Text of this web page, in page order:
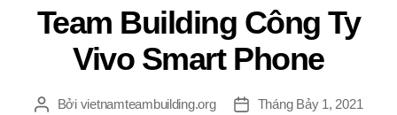
Team Building Công Ty
Vivo Smart Phone
TácBởi vietnamteambuilding.org
NgàyTháng Bảy 1, 2021